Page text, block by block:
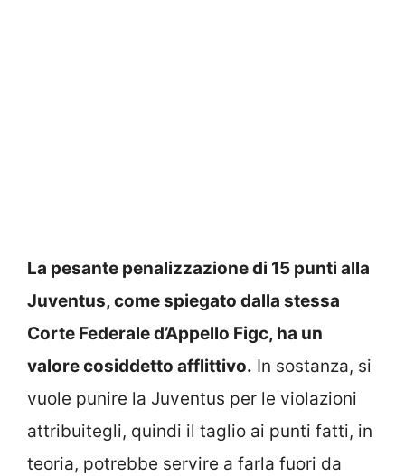
La pesante penalizzazione di 15 punti alla
Juventus, come spiegato dalla stessa
Corte Federale d’Appello Figc, ha un
valore cosiddetto afflittivo. In sostanza, si
vuole punire la Juventus per le violazioni
attribuitegli, quindi il taglio ai punti fatti, in
teoria, potrebbe servire a farla fuori da